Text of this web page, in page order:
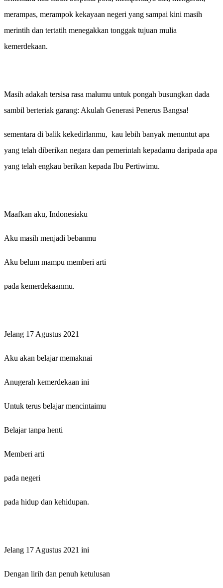
merampas, merampok kekayaan negeri yang sampai kini masih
merintih dan tertatih menegakkan tonggak tujuan mulia
kemerdekaan.
Masih adakah tersisa rasa malumu untuk pongah busungkan dada
sambil berteriak garang: Akulah Generasi Penerus Bangsa!
sementara di balik kekedirlanmu, kau lebih banyak menuntut apa
yang telah diberikan negara dan pemerintah kepadamu daripada apa
yang telah engkau berikan kepada Ibu Pertiwimu.
Maafkan aku, Indonesiaku
Aku masih menjadi bebanmu
Aku belum mampu memberi arti
pada kemerdekaanmu.
Jelang 17 Agustus 2021
Aku akan belajar memaknai
Anugerah kemerdekaan ini
Untuk terus belajar mencintaimu
Belajar tanpa henti
Memberi arti
pada negeri
pada hidup dan kehidupan.
Jelang 17 Agustus 2021 ini
Dengan lirih dan penuh ketulusan